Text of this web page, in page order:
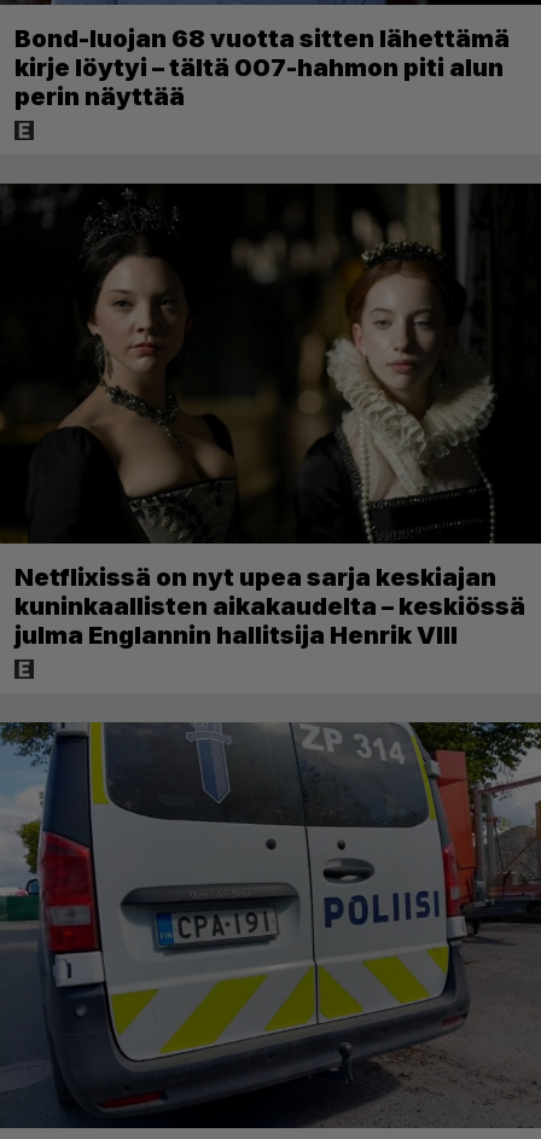
Bond-luojan 68 vuotta sitten lähettämä
kirje löytyi – tältä 007-hahmon piti alun
perin näyttää
Netflixissä on nyt upea sarja keskiajan
kuninkaallisten aikakaudelta – keskiössä
julma Englannin hallitsija Henrik VIII